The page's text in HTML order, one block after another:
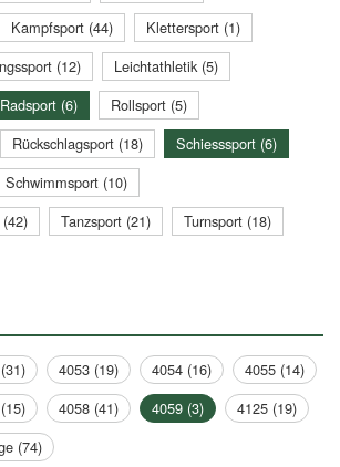
Kampfsport (44)
Klettersport (1)
(12)
Leichtathletik (5)
Radsport (6)
Rollsport (5)
Rückschlagsport (18)
Schiesssport (6)
Schwimmsport (10)
Tanzsport (21)
Turnsport (18)
4053 (19) 4054 (16)
4055 (14)
4058 (41) 4059 (3)
4125 (19)
(74)